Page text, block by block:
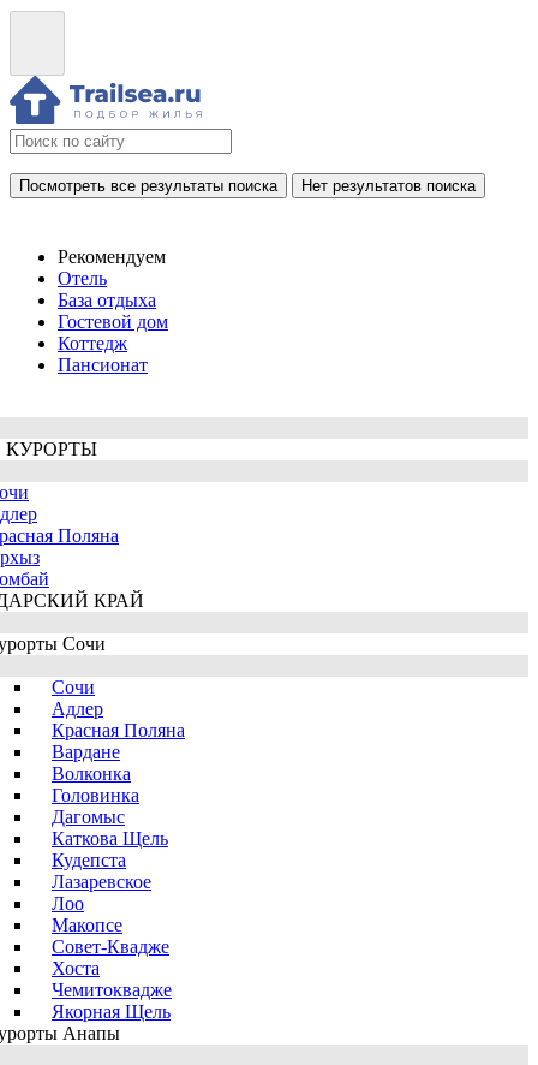
Посмотреть все результаты поиска Нет результатов поиска
Рекомендуем
Отель
База отдыха
Гостевой дом
Коттедж
Пансионат
КУРОРТЫ
Поляна
КРАЙ
Сочи
Сочи
Адлер
Красная Поляна
Вардане
Волконка
Головинка
Дагомыс
Каткова Щель
Кудепста
Лазаревское
Лоо
Макопсе
Совет-Квадже
Хоста
Чемитоквадже
Якорная Щель
Анапы